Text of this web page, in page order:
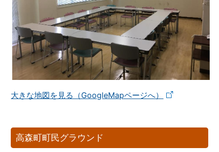
大きな地図を見る（GoogleMapページへ）
高森町町民グラウンド